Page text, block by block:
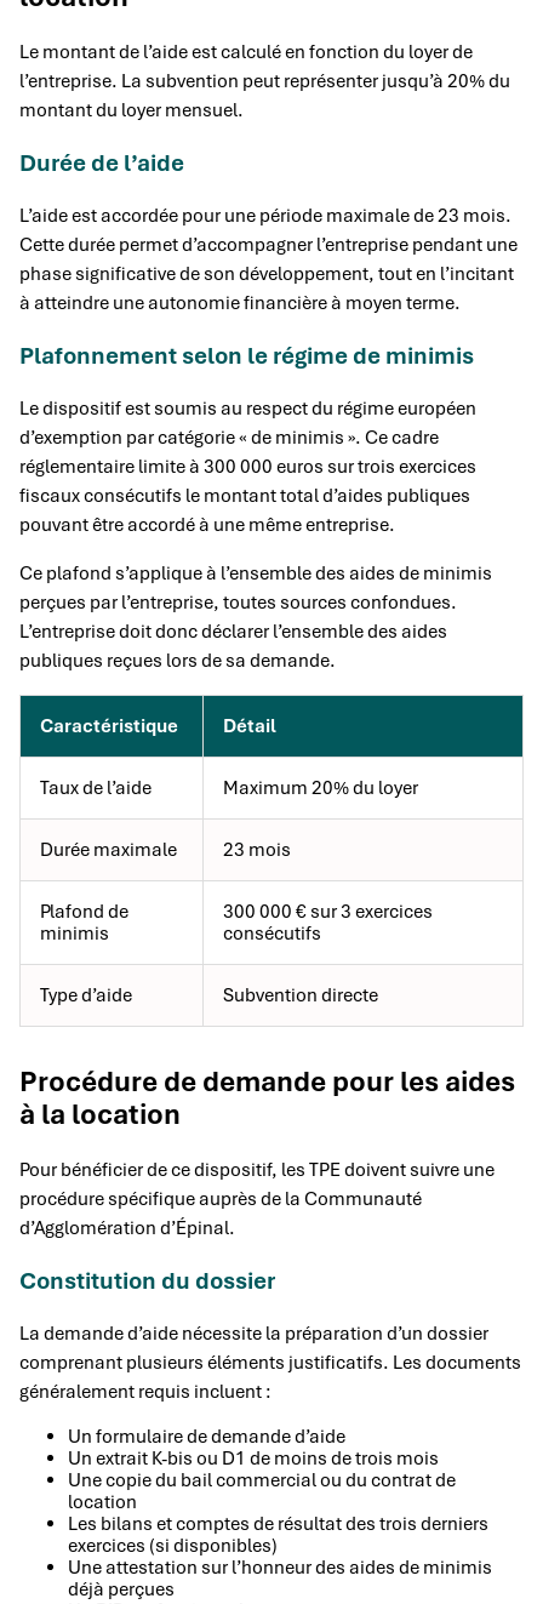
Le montant de l’aide est calculé en fonction du loyer de
l’entreprise. La subvention peut représenter jusqu’à 20% du
montant du loyer mensuel.
Durée de l’aide
L’aide est accordée pour une période maximale de 23 mois.
Cette durée permet d’accompagner l’entreprise pendant une
phase significative de son développement, tout en l’incitant
à atteindre une autonomie financière à moyen terme.
Plafonnement selon le régime de minimis
Le dispositif est soumis au respect du régime européen
d’exemption par catégorie « de minimis ». Ce cadre
réglementaire limite à 300 000 euros sur trois exercices
fiscaux consécutifs le montant total d’aides publiques
pouvant être accordé à une même entreprise.
Ce plafond s’applique à l’ensemble des aides de minimis
perçues par l’entreprise, toutes sources confondues.
L’entreprise doit donc déclarer l’ensemble des aides
publiques reçues lors de sa demande.
Caractéristique Détail
Taux de l’aide Maximum 20% du loyer
Durée maximale 23 mois
Plafond de
minimis
300 000 € sur 3 exercices
consécutifs
Type d’aide Subvention directe
Procédure de demande pour les aides
à la location
Pour bénéficier de ce dispositif, les TPE doivent suivre une
procédure spécifique auprès de la Communauté
d’Agglomération d’Épinal.
Constitution du dossier
La demande d’aide nécessite la préparation d’un dossier
comprenant plusieurs éléments justificatifs. Les documents
généralement requis incluent :
Un formulaire de demande d’aide
Un extrait K-bis ou D1 de moins de trois mois
Une copie du bail commercial ou du contrat de
location
Les bilans et comptes de résultat des trois derniers
exercices (si disponibles)
Une attestation sur l’honneur des aides de minimis
déjà perçues